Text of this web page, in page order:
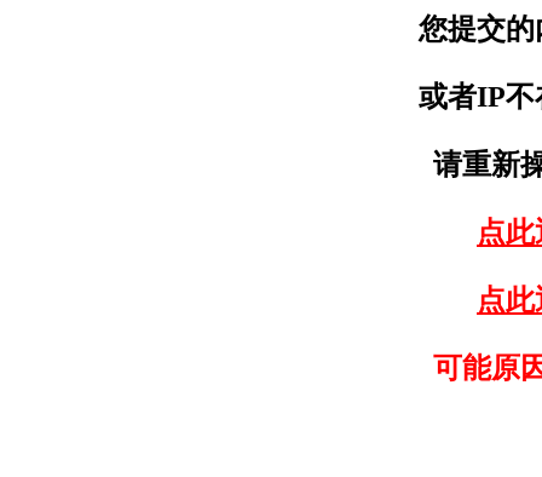
您提交
或者IP不
请重新
点
点
可能原